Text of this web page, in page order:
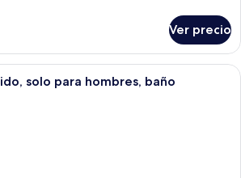
Ver precio
Un dormitorio con literas, una
solo para hombres, baño